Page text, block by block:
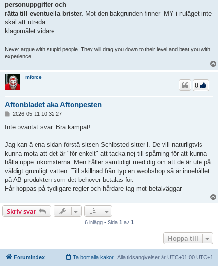
personuppgifter och
rätta till eventuella brister. Mot den bakgrunden finner IMY i nuläget inte
skäl att utreda
klagomålet vidare
Never argue with stupid people. They will drag you down to their level and beat you with
experience
mforce
Aftonbladet aka Aftonpesten
0
l
g
2026-05-11 10:32:27
Inte oväntat svar. Bra kämpat!
Jag kan å ena sidan förstå sitsen Schibsted sitter i. De vill naturligtvis
kunna mota att det är "för enkelt" att tacka nej till spårning för att kunna
hålla uppe inkomsterna. Men håller samtidigt med dig om att de är ute på
väldigt grumligt vatten. Till skillnad från typ en webbshop så är innehållet
på AB produkten som det behöver betalas för.
Får hoppas på tydligare regler och hårdare tag mot betalväggar
Skriv svar
6 inlägg • Sida 1 av 1
Hoppa till
Forumindex Alla tidsangivelser är UTC+01:00 UTC+1
Ta bort alla kakor